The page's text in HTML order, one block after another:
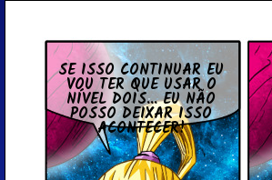
SE ISSO CON­TI­NUAR EU
VOU TER QUE USAR O
NÍVEL DOIS... EU NÃO
POSSO DEIXAR ISSO
ACON­TE­CER!